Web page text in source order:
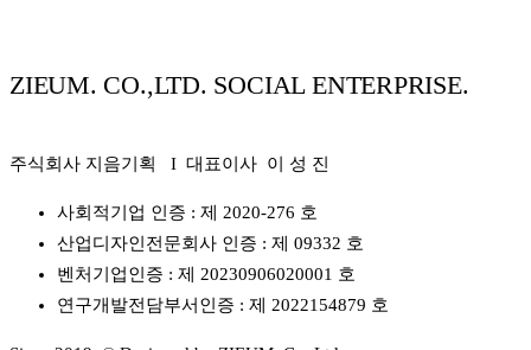
ZIEUM. CO.,LTD. SOCIAL ENTERPRISE.
주식회사 지음기획 I 대표이사 이 성 진
사회적기업 인증 : 제 2020-276 호
산업디자인전문회사 인증 : 제 09332 호
벤처기업인증 : 제 20230906020001 호
연구개발전담부서인증 : 제 2022154879 호